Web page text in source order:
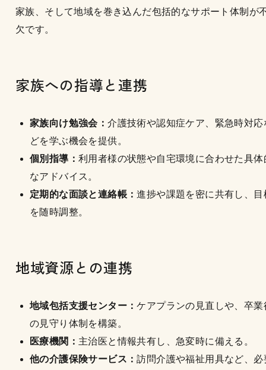
家族、そして地域を巻き込んだ包括的なサポート体制が
欠です。
家族への指導と連携
家族向け勉強会：介護技術や認知症ケア、緊急時対応
どを学ぶ機会を提供。
個別指導： 利用者様の状態や自宅環境に合わせた具体
なアドバイス。
定期的な面談と連絡帳：進捗や課題を密に共有し、目
を随時調整。
地域資源との連携
地域包括支援センター：ケアプランの見直しや、卒業
の見守り体制を構築。
医療機関： 主治医と情報共有し、急変時に備える。
他の介護保険サービス：訪問介護や福祉用具など、必